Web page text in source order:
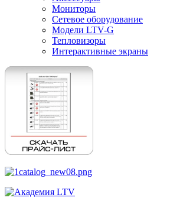
Мониторы
Сетевое оборудование
Модели LTV-G
Тепловизоры
Интерактивные экраны